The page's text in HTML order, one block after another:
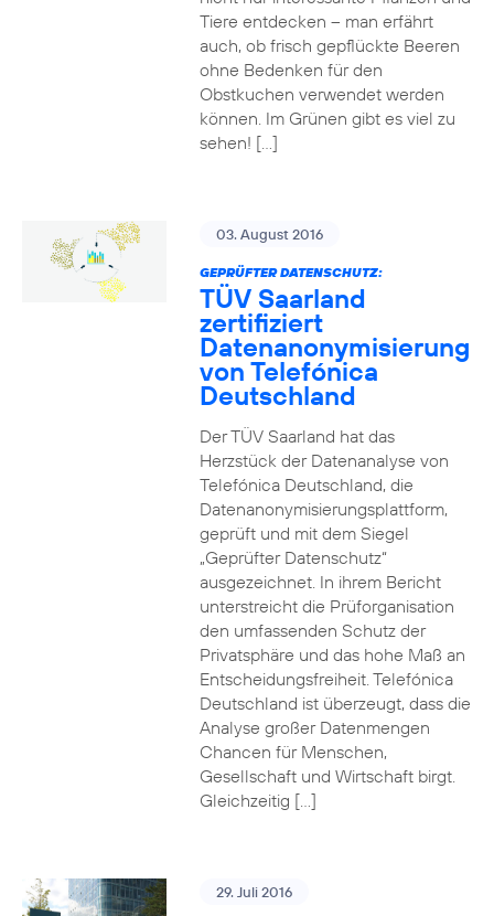
Tiere entdecken – man erfährt
auch, ob frisch gepflückte Beeren
ohne Bedenken für den
Obstkuchen verwendet werden
können. Im Grünen gibt es viel zu
sehen! […]
03. August 2016
GEPRÜFTER DATENSCHUTZ:
TÜV Saarland
zertifiziert
Datenanonymisierung
von Telefónica
Deutschland
Der TÜV Saarland hat das
Herzstück der Datenanalyse von
Telefónica Deutschland, die
Datenanonymisierungsplattform,
geprüft und mit dem Siegel
„Geprüfter Datenschutz“
ausgezeichnet. In ihrem Bericht
unterstreicht die Prüforganisation
den umfassenden Schutz der
Privatsphäre und das hohe Maß an
Entscheidungsfreiheit. Telefónica
Deutschland ist überzeugt, dass die
Analyse großer Datenmengen
Chancen für Menschen,
Gesellschaft und Wirtschaft birgt.
Gleichzeitig […]
29. Juli 2016